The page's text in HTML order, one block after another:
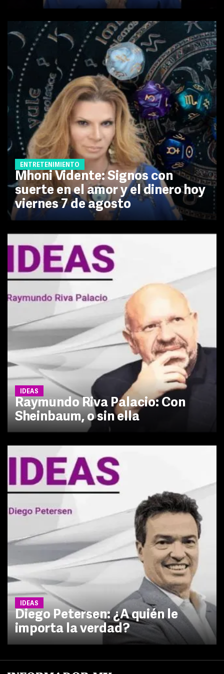
ENTRETENIMIENTO
Mhoni Vidente: Signos con
suerte en el amor y el dinero hoy
viernes 7 de agosto
IDEAS
Raymundo Riva Palacio: Con
Sheinbaum, o sin ella
IDEAS
Diego Petersen: ¿A quién le
importa la verdad?